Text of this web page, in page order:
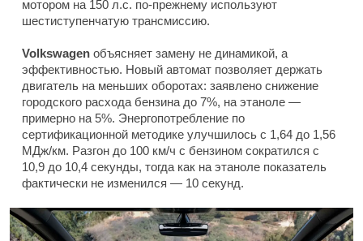
мотором на 150 л.с. по-прежнему используют
шестиступенчатую трансмиссию.
Volkswagen объясняет замену не динамикой, а
эффективностью. Новый автомат позволяет держать
двигатель на меньших оборотах: заявлено снижение
городского расхода бензина до 7%, на этаноле —
примерно на 5%. Энергопотребление по
сертификационной методике улучшилось с 1,64 до 1,56
МДж/км. Разгон до 100 км/ч с бензином сократился с
10,9 до 10,4 секунды, тогда как на этаноле показатель
фактически не изменился — 10 секунд.